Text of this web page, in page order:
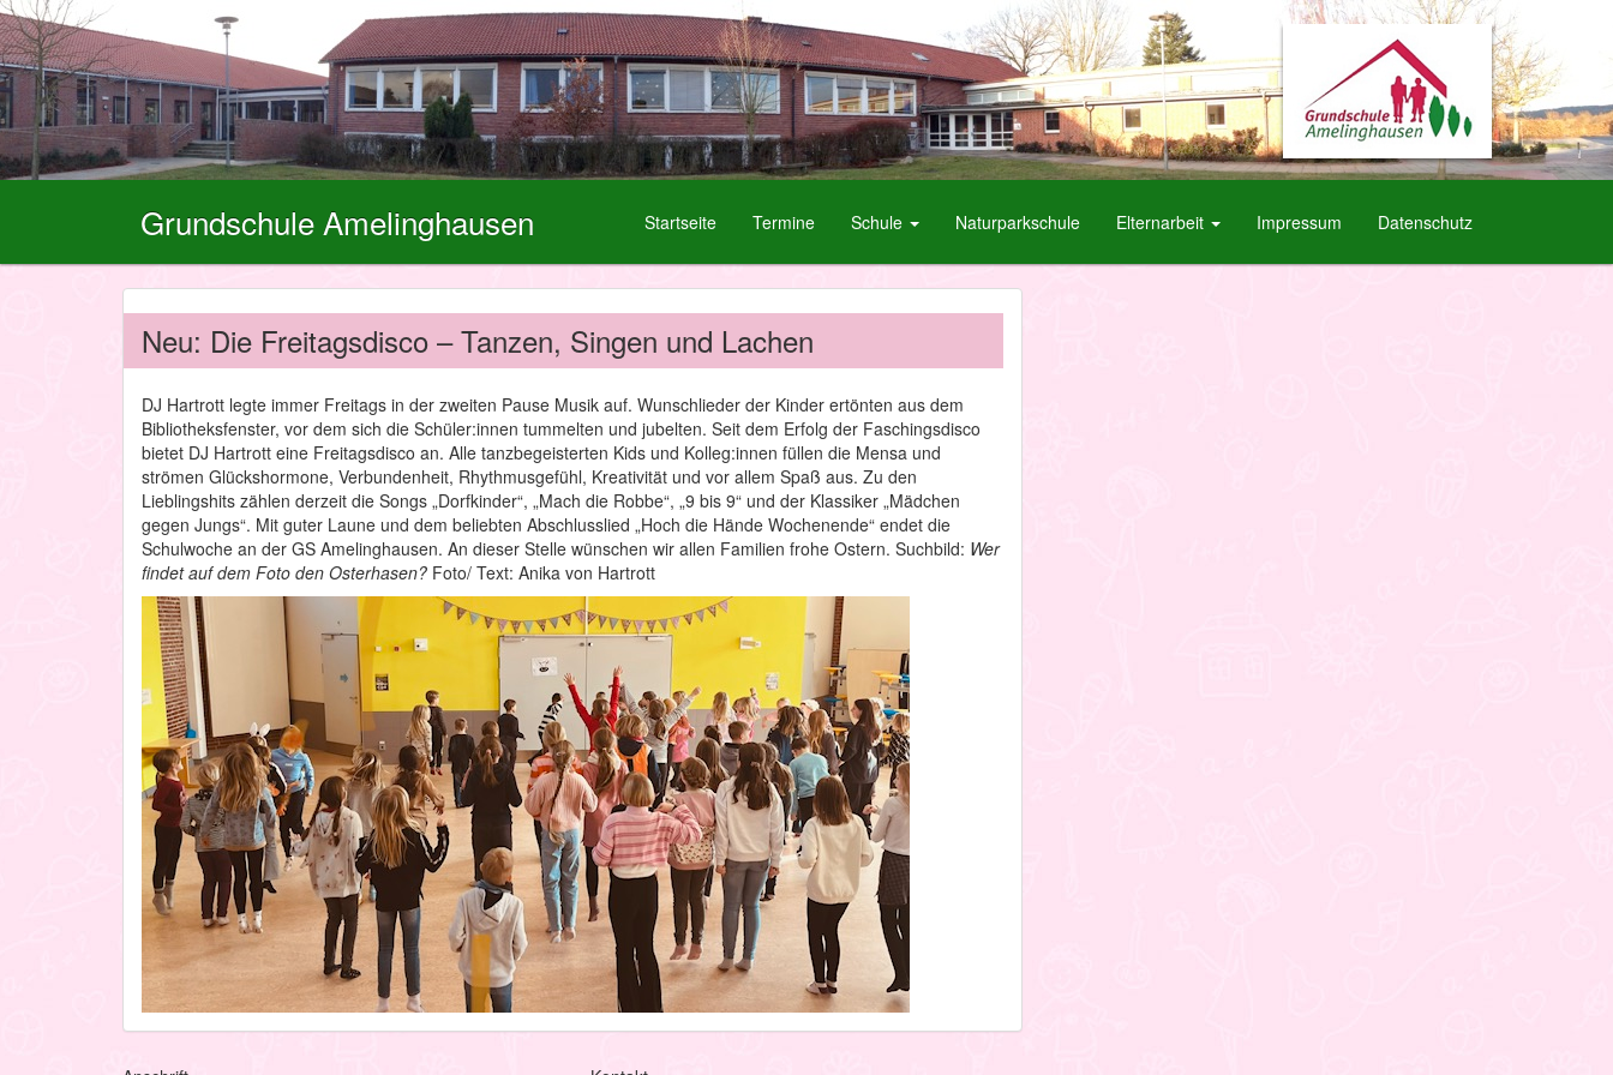
Grundschule Amelinghausen Startseite Termine Schule Naturparkschule Elternarbeit Impressum Datenschutz
Neu: Die Freitagsdisco – Tanzen, Singen und Lachen
DJ Hartrott legte immer Freitags in der zweiten Pause Musik auf. Wunschlieder der Kinder ertönten aus dem
Bibliotheksfenster, vor dem sich die Schüler:innen tummelten und jubelten. Seit dem Erfolg der Faschingsdisco
bietet DJ Hartrott eine Freitagsdisco an. Alle tanzbegeisterten Kids und Kolleg:innen füllen die Mensa und
strömen Glückshormone, Verbundenheit, Rhythmusgefühl, Kreativität und vor allem Spaß aus. Zu den
Lieblingshits zählen derzeit die Songs „Dorfkinder“, „Mach die Robbe“, „9 bis 9“ und der Klassiker „Mädchen
gegen Jungs“. Mit guter Laune und dem beliebten Abschlusslied „Hoch die Hände Wochenende“ endet die
Schulwoche an der GS Amelinghausen. An dieser Stelle wünschen wir allen Familien frohe Ostern. Suchbild: Wer
findet auf dem Foto den Osterhasen? Foto/ Text: Anika von Hartrott